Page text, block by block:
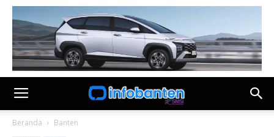
Beranda Banten